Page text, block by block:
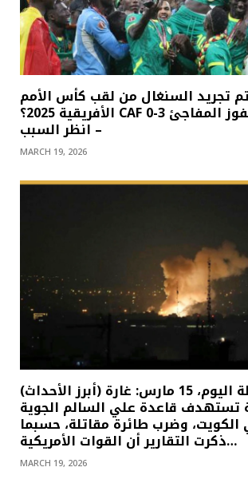
تجريد السنغال من لقب كأس الأمم
الأفريقية 2025؟ CAF يمنح المغرب الفوز المفاجئ 3-0
– انظر السبب
MARCH 19, 2026
(أبرز الأحداث) الأخبار العاجلة اليوم، 15 مارس: غارة
تستهدف قاعدة علي السالم الجوية
الكويت، وضرب طائرة مقاتلة، حسبما
ذكرت التقارير أن القوات الأمريكية…
MARCH 19, 2026